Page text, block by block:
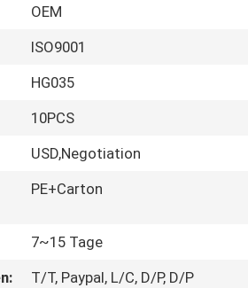
OEM
ISO9001
HG035
10PCS
USD,Negotiation
PE+Carton
7~15 Tage
T/T, Paypal, L/C, D/P, D/P